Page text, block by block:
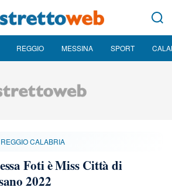
REGGIO MESSINA SPORT
REGGIO CALABRIA
Foti è Miss Città di
2022